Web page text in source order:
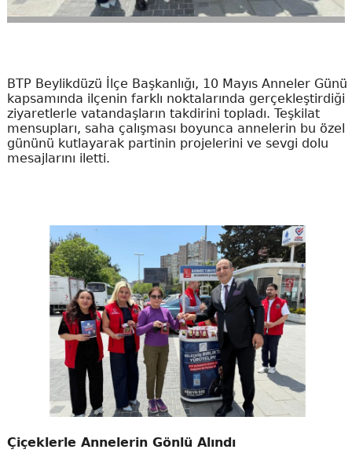
BTP Beylikdüzü İlçe Başkanlığı, 10 Mayıs Anneler Günü
kapsamında ilçenin farklı noktalarında gerçekleştirdiği
ziyaretlerle vatandaşların takdirini topladı. Teşkilat
mensupları, saha çalışması boyunca annelerin bu özel
gününü kutlayarak partinin projelerini ve sevgi dolu
mesajlarını iletti.
Çiçeklerle Annelerin Gönlü Alındı